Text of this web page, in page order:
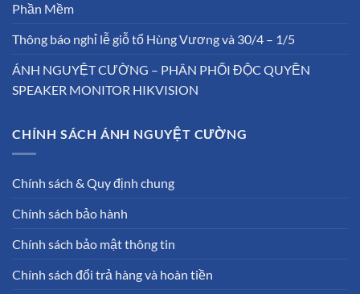
Phần Mềm
Thông báo nghỉ lễ giỗ tổ Hùng Vương và 30/4 – 1/5
ÁNH NGUYỆT CƯỜNG – PHÂN PHỐI ĐỘC QUYỀN
SPEAKER MONITOR HIKVISION
CHÍNH SÁCH ÁNH NGUYỆT CƯỜNG
Chính sách & Quy định chung
Chính sách bảo hành
Chính sách bảo mật thông tin
Chính sách đổi trả hàng và hoàn tiền